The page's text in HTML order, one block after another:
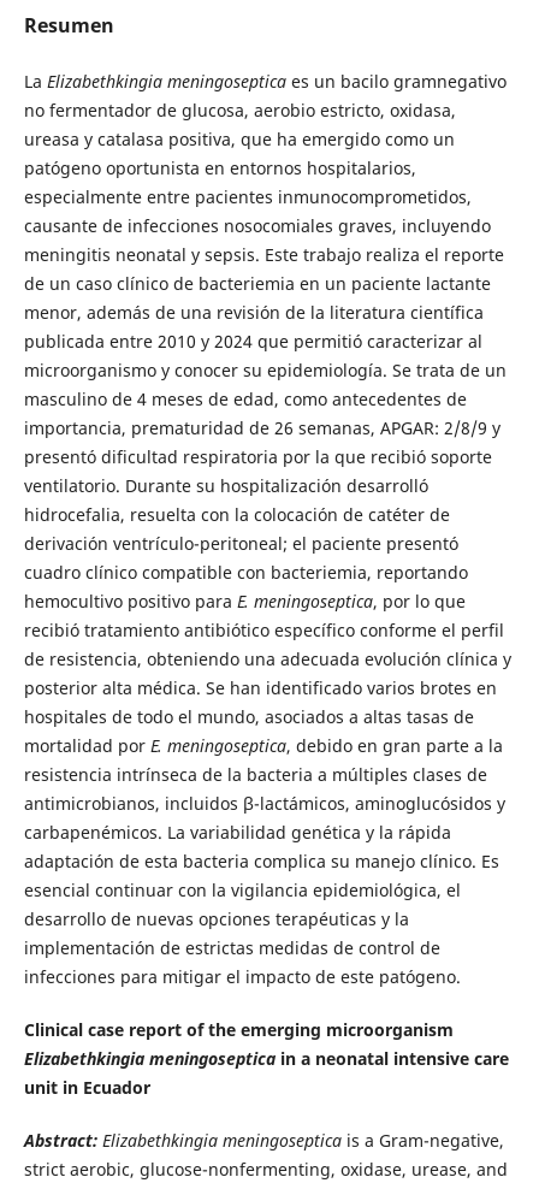
Resumen
La Elizabethkingia meningosepticaes un bacilo gramnegativo
no fermentador de glucosa, aerobio estricto, oxidasa,
ureasa y catalasa positiva, que ha emergido como un
patógeno oportunista en entornos hospitalarios,
especialmente entre pacientes inmunocomprometidos,
causante de infecciones nosocomiales graves, incluyendo
meningitis neonatal y sepsis. Este trabajo realiza el reporte
de un caso clínico de bacteriemia en un paciente lactante
menor, además de una revisión de la literatura científica
publicada entre 2010 y 2024 que permitió caracterizar al
microorganismo y conocer su epidemiología. Se trata de un
masculino de 4 meses de edad, como antecedentes de
importancia, prematuridad de 26 semanas, APGAR: 2/8/9 y
presentó dificultad respiratoria por la que recibió soporte
ventilatorio. Durante su hospitalización desarrolló
hidrocefalia, resuelta con la colocación de catéter de
derivación ventrículo-peritoneal; el paciente presentó
cuadro clínico compatible con bacteriemia, reportando
hemocultivo positivo para E. meningoseptica, por lo que
recibió tratamiento antibiótico específico conforme el perfil
de resistencia, obteniendo una adecuada evolución clínica y
posterior alta médica. Se han identificado varios brotes en
hospitales de todo el mundo, asociados a altas tasas de
mortalidad por E. meningoseptica, debido en gran parte a la
resistencia intrínseca de la bacteria a múltiples clases de
antimicrobianos, incluidos β-lactámicos, aminoglucósidos y
carbapenémicos. La variabilidad genética y la rápida
adaptación de esta bacteria complica su manejo clínico. Es
esencial continuar con la vigilancia epidemiológica, el
desarrollo de nuevas opciones terapéuticas y la
implementación de estrictas medidas de control de
infecciones para mitigar el impacto de este patógeno.
Clinical case report of the emerging microorganism
Elizabethkingia meningosepticain a neonatal intensive care
unit in Ecuador
Abstract:Elizabethkingia meningosepticais a Gram-negative,
strict aerobic, glucose-nonfermenting, oxidase, urease, and